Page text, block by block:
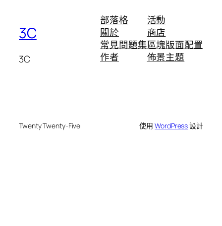
3C
3C
部落格
關於
常見問題集
作者
活動
商店
區塊版面配置
佈景主題
Twenty Twenty-Five 使用WordPress設計